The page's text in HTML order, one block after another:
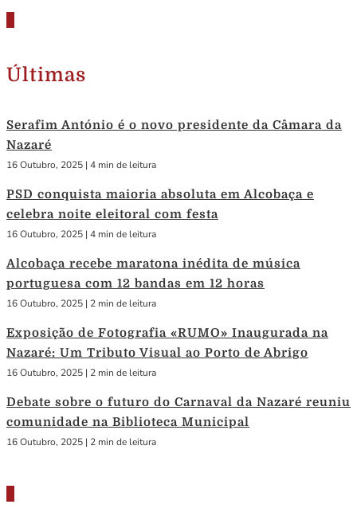
Últimas
Serafim António é o novo presidente da Câmara da
Nazaré
16 Outubro, 2025 | 4 min de leitura
PSD conquista maioria absoluta em Alcobaça e
celebra noite eleitoral com festa
16 Outubro, 2025 | 4 min de leitura
Alcobaça recebe maratona inédita de música
portuguesa com 12 bandas em 12 horas
16 Outubro, 2025 | 2 min de leitura
Exposição de Fotografia «RUMO» Inaugurada na
Nazaré: Um Tributo Visual ao Porto de Abrigo
16 Outubro, 2025 | 2 min de leitura
Debate sobre o futuro do Carnaval da Nazaré reuniu
comunidade na Biblioteca Municipal
16 Outubro, 2025 | 2 min de leitura